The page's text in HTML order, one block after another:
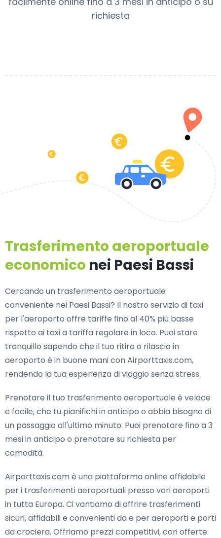
richiesta
Trasferimento aeroportuale
economico nei Paesi Bassi
Cercando un trasferimento aeroportuale
conveniente nei Paesi Bassi? Il nostro servizio di taxi
per l'aeroporto offre tariffe fino al 40% più basse
rispetto ai taxi a tariffa regolare in loco. Puoi stare
tranquillo sapendo che il tuo ritiro o rilascio in
aeroporto è in buone mani con Airporttaxis.com,
rendendo la tua esperienza di viaggio senza stress.
Prenotare il tuo trasferimento aeroportuale è veloce
e facile, che tu pianifichi in anticipo o abbia bisogno di
un passaggio all'ultimo minuto. Puoi prenotare fino a 3
mesi in anticipo o prenotare su richiesta per
comodità.
Airporttaxis.com è una piattaforma online affidabile
per i trasferimenti aeroportuali presso vari aeroporti
in tutta Europa. Ci vantiamo di offrire trasferimenti
sicuri, affidabili e convenienti da e per aeroporti e porti
da crociera. Offriamo prezzi competitivi, con offerte